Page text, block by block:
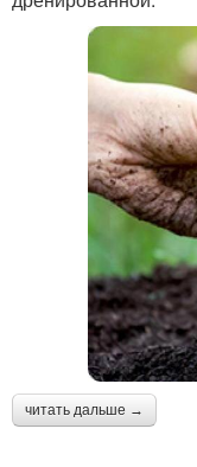
читать дальше →